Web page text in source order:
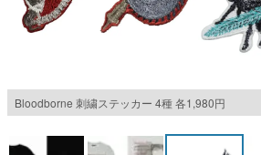
カテゴリ
マンガ
Bloodborne 刺繍ステッカー 4種 各1,980円